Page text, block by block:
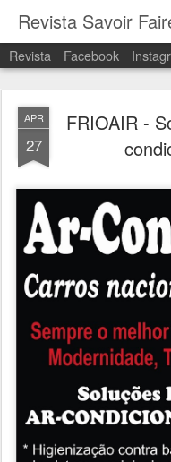
Revista Savoir
Revista Facebook
APR
27
FRIOAIR -